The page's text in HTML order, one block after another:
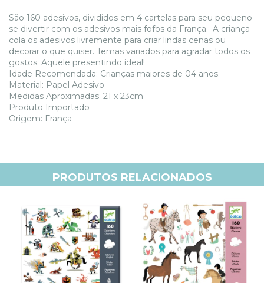
São 160 adesivos, divididos em 4 cartelas para seu pequeno
se divertir com os adesivos mais fofos da França. A criança
cola os adesivos livremente para criar lindas cenas ou
decorar o que quiser. Temas variados para agradar todos os
gostos. Aquele presentindo ideal!
Idade Recomendada: Crianças maiores de 04 anos.
Material: Papel Adesivo
Medidas Aproximadas: 21 x 23cm
Produto Importado
Origem: França
PRODUTOS RELACIONADOS